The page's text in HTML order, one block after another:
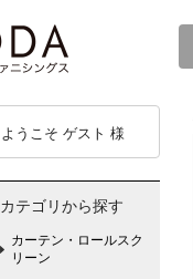
ようこそ ゲスト 様
カテゴリから探す
カーテン・ロールスク
リーン